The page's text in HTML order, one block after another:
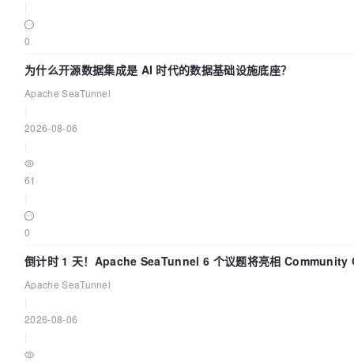
0
为什么开源数据集成是 AI 时代的数据基础设施底座？
Apache SeaTunnel
2026-08-06
61
0
倒计时 1 天！Apache SeaTunnel 6 个议题将亮相 Community
Code Asia 2026
Apache SeaTunnel
2026-08-06